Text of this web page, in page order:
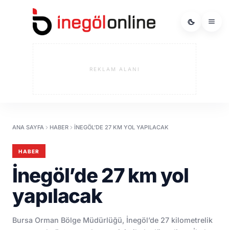
REKLAM ALANI
ANA SAYFA HABER İNEGÖL’DE 27 KM YOL YAPILACAK
HABER
İnegöl’de 27 km yol
yapılacak
Bursa Orman Bölge Müdürlüğü, İnegöl’de 27 kilometrelik